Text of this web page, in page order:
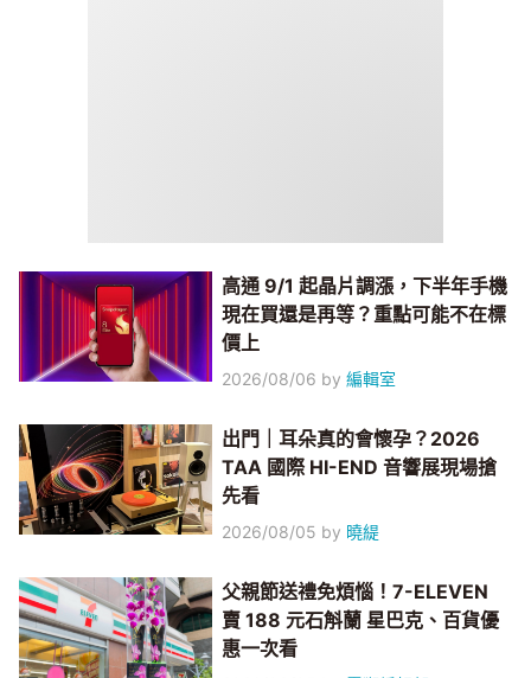
高通 9/1 起晶片調漲，下半年手機
現在買還是再等？重點可能不在標
價上
2026/08/06 by編輯室
出門｜耳朵真的會懷孕？2026
TAA 國際 HI-END 音響展現場搶
先看
2026/08/05 by 曉緹
父親節送禮免煩惱！7-ELEVEN
賣 188 元石斛蘭 星巴克、百貨優
惠一次看